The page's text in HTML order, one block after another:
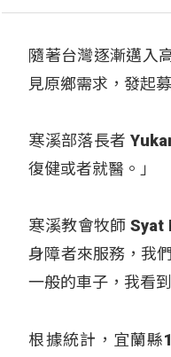
隨著台灣逐漸邁入
見原鄉需求，發起
寒溪部落長者
復健或者就醫。」
寒溪教會牧師 Syat
身障者來服務，我
一般的車子，我看
根據統計，宜蘭縣